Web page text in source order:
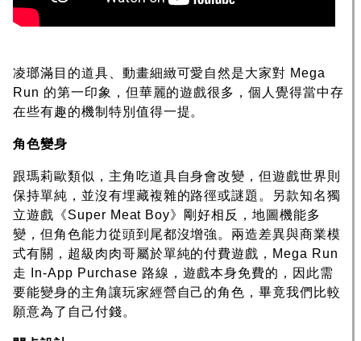
凌瑯滿目的道具、動畫細緻可愛自然是大家對 Mega
Run 的第一印象，但華麗的遊戲很多，個人覺得當中存
在些有趣的機制特別值得一提。
角色變身
跟瑪莉歐類似，主角吃道具自身會改變，但遊戲世界則
保持單純，並沒有埋藏複雜的路徑或謎題。另款知名獨
立遊戲《Super Meat Boy》剛好相反，地圖機能多
變，但角色能力從頭到尾都沒增強。兩造差異與商業模
式有關，超級肉肉哥屬於單純的付費遊戲，Mega Run
走 In-App Purchase 路線，遊戲本身免費的，因此需
要能變身的主角讓玩家經營自己的角色，畢竟我們比較
願意為了自己付錢。